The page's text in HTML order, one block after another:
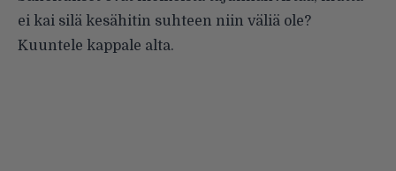
ei kai silä kesähitin suhteen niin väliä ole?
Kuuntele kappale alta.